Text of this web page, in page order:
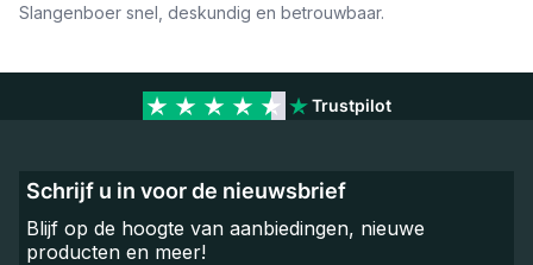
Slangenboer snel, deskundig en betrouwbaar.
Trustpilot
Schrijf u in voor de nieuwsbrief
Blijf op de hoogte van aanbiedingen, nieuwe
producten en meer!